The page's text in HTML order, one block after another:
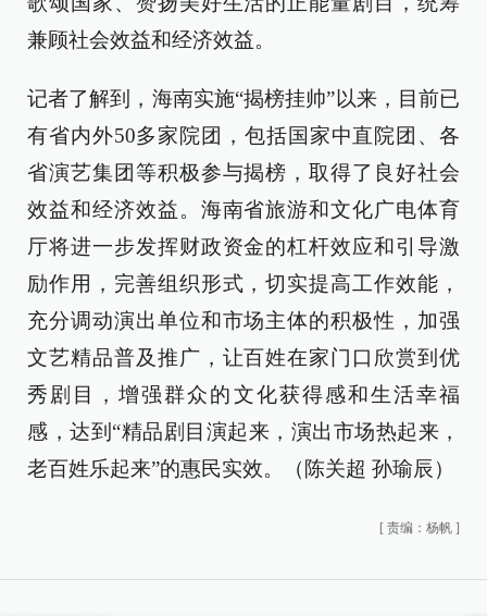
兼顾社会效益和经济效益。
记者了解到，海南实施“揭榜挂帅”以来，目前已
有省内外50多家院团，包括国家中直院团、各
省演艺集团等积极参与揭榜，取得了良好社会
效益和经济效益。海南省旅游和文化广电体育
厅将进一步发挥财政资金的杠杆效应和引导激
励作用，完善组织形式，切实提高工作效能，
充分调动演出单位和市场主体的积极性，加强
文艺精品普及推广，让百姓在家门口欣赏到优
秀剧目，增强群众的文化获得感和生活幸福
感，达到“精品剧目演起来，演出市场热起来，
老百姓乐起来”的惠民实效。（陈关超 孙瑜辰）
[ 责编：杨帆 ]